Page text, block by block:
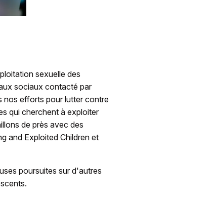
sexuelle des
sociaux contacté par
nos efforts pour lutter contre
qui cherchent à exploiter
de près avec des
and Exploited Children et
poursuites sur d'autres